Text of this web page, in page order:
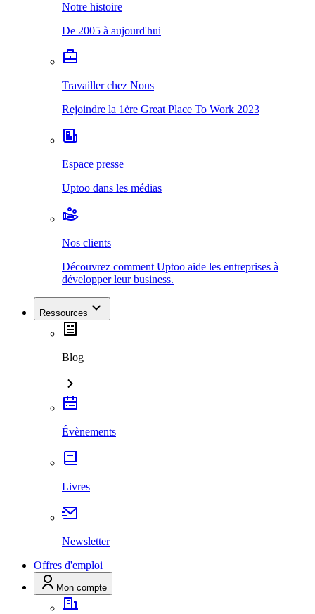
Notre histoire
De 2005 à aujourd'hui
Travailler chez Nous
Rejoindre la 1ère Great Place To Work 2023
Espace presse
Uptoo dans les médias
Nos clients
Découvrez comment Uptoo aide les entreprises à
développer leur business.
Ressources
Blog
Évènements
Livres
Newsletter
Offres d'emploi
Mon compte